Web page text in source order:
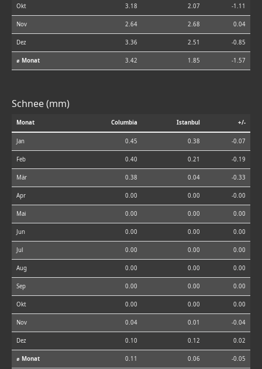
Okt 3.18 2.07 -1.11
Nov 2.64 2.68 0.04
Dez 3.36 2.51 -0.85
⌀ Monat 3.42 1.85 -1.57
Schnee (mm)
Monat Columbia Istanbul +/-
Jan 0.45 0.38 -0.07
Feb 0.40 0.21 -0.19
Mär 0.38 0.04 -0.33
Apr 0.00 0.00 -0.00
Mai 0.00 0.00 0.00
Jun 0.00 0.00 0.00
Jul 0.00 0.00 0.00
Aug 0.00 0.00 0.00
Sep 0.00 0.00 0.00
Okt 0.00 0.00 0.00
Nov 0.04 0.01 -0.04
Dez 0.10 0.12 0.02
⌀ Monat 0.11 0.06 -0.05